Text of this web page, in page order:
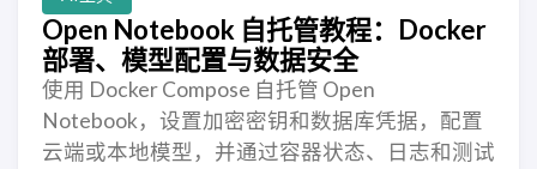
Open Notebook 自托管教程：Docker
部署、模型配置与数据安全
使用 Docker Compose 自托管 Open
Notebook，设置加密密钥和数据库凭据，配置
云端或本地模型，并通过容器状态、日志和测试